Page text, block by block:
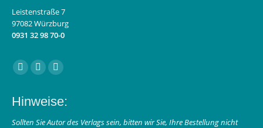
Leistenstraße 7
97082 Würzburg
0931 32 98 70-0
Finden Sie uns auf:
Facebook
opens
in
Instagram
opens
in
E-
page
opens
Hinweise:
Sollten Sie Autor des Verlags sein, bitten wir Sie, Ihre Bestellung nicht